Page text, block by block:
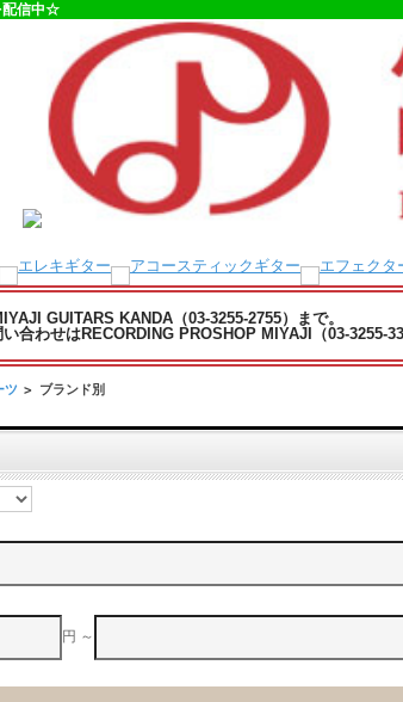
配信中☆
GUITARS KANDA（03-3255-2755）まで。
合わせはRECORDING PROSHOP MIYAJI（03-3255-
ツ > ブランド別
円 ～